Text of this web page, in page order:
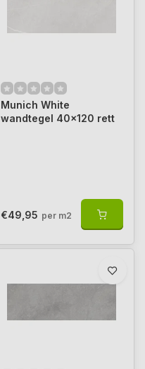
Munich White
wandtegel 40x120 rett
€49,95 per m2